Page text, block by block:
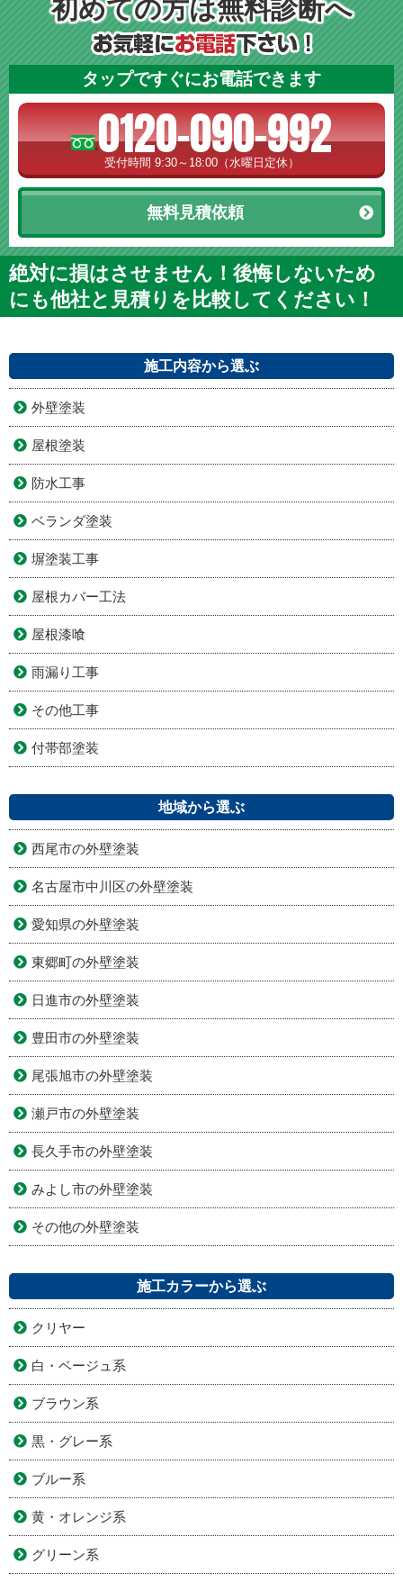
初めての方は無料診断へ
タップですぐにお電話できます
0120-090-992
受付時間 9:30～18:00（水曜日定休）
無料見積依頼
絶対に損はさせません！後悔しないため
にも他社と見積りを比較してください！
施工内容から選ぶ
外壁塗装
屋根塗装
防水工事
ベランダ塗装
塀塗装工事
屋根カバー工法
屋根漆喰
雨漏り工事
その他工事
付帯部塗装
地域から選ぶ
西尾市の外壁塗装
名古屋市中川区の外壁塗装
愛知県の外壁塗装
東郷町の外壁塗装
日進市の外壁塗装
豊田市の外壁塗装
尾張旭市の外壁塗装
瀬戸市の外壁塗装
長久手市の外壁塗装
みよし市の外壁塗装
その他の外壁塗装
施工カラーから選ぶ
クリヤー
白・ベージュ系
ブラウン系
黒・グレー系
ブルー系
黄・オレンジ系
グリーン系